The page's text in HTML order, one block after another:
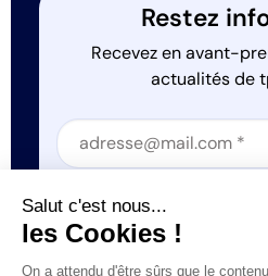
Restez
Recevez en avant-
actualités de
Section
Section
J'accepte que tp.demain
Salut c'est nous...
les Cookies !
On a attendu d'être sûrs que le